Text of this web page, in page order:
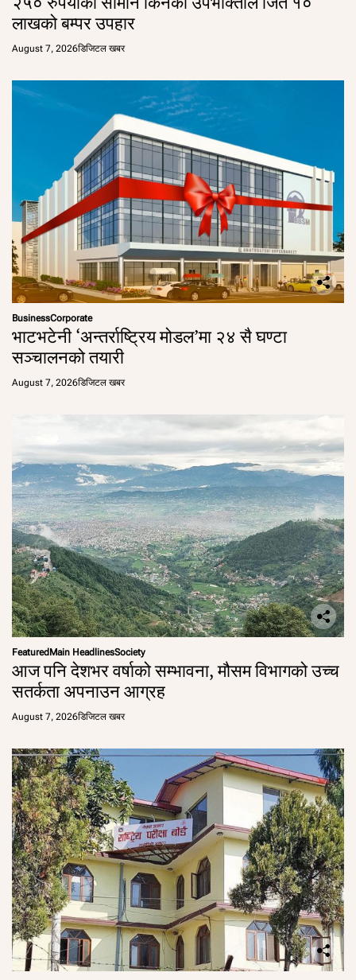
लाखको बम्पर उपहार
August 7, 2026डिजिटल खबर
BusinessCorporate
भाटभटेनी ‘अन्तर्राष्ट्रिय मोडल’मा २४ सै घण्टा
सञ्चालनको तयारी
August 7, 2026डिजिटल खबर
Featured Main HeadlinesSociety
आज पनि देशभर वर्षाको सम्भावना, मौसम विभागको उच्च
सतर्कता अपनाउन आग्रह
August 7, 2026डिजिटल खबर